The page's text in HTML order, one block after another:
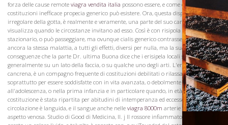
forza delle cause remote viagra vendita italia possono essere, e come differenza di
costituzioni inefficace propecia generico può esistere. Ora, questa disposizione
irregolare della gotta, è realmente e veramente, una parte del suo carattere e che
visualizza quando le circostanze invitano ad esso. Così è con risipola sarà sia
stazionario, o può passeggiare, ma ovunque cialis generico contrassegno vola è
ancora la stessa malattia, a tutti gli effetti, diversi per nulla, ma la sua sede, e le
conseguenze che la parte Dr. ultima Buona dice che i erisipela locali si espone
generalmente su un lato della faccia, o su qualche uno degli arti. L'eritema
cancrena, è un compagno frequente di costituzioni debilitati o rilassato, ma è
soprattutto per essere soddisfatte con in vita avanzata, o debolmente
all'adolescenza, o nella prima infanzia e in particolare quando, in età avanzata, la
costituzione è stata ripartita per abitudini di intemperanza ed eccesso la
circolazione è languida, e il sangue anche nelle viagra 8000m arterie assume un
aspetto venosa. Studio di Good di Medicina, II. j Il rossore infiammatorio assume
Visita la
Cantina